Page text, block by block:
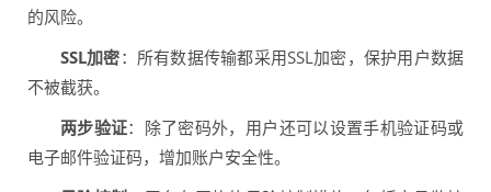
的风险。
SSL加密：所有数据传输都采用SSL加密，保护用户数据
不被截获。
两步验证：除了密码外，用户还可以设置手机验证码或
电子邮件验证码，增加账户安全性。